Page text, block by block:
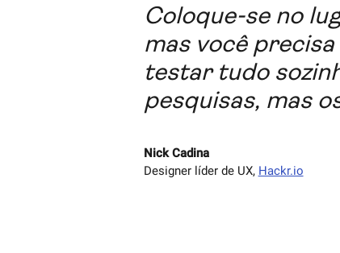
Coloque-se no
mas você
testar tudo
pesquisas, mas
Nick Cadina
Designer líder de UX, Hackr.io